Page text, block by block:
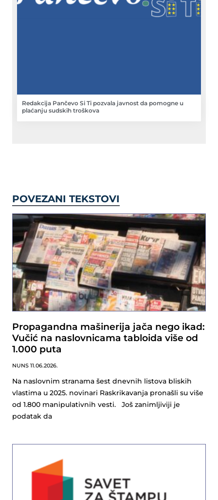
Redakcija Pančevo Si Ti pozvala javnost da pomogne u
plaćanju sudskih troškova
POVEZANI TEKSTOVI
Propagandna mašinerija jača nego ikad:
Vučić na naslovnicama tabloida više od
1.000 puta
NUNS 11.06.2026.
Na naslovnim stranama šest dnevnih listova bliskih
vlastima u 2025. novinari Raskrikavanja pronašli su više
od 1.800 manipulativnih vesti. Još zanimljiviji je
podatak da